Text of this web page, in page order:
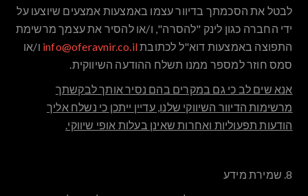
לבטל את הסכמתך בדיוור עצמו באמצעות אמצעים שיוצעו על
ידי החברה כגון לינק "להסרה", ו/או להסיר את עצמך מרשימת
התפוצה באמצעות דוא"ל לכתובתinfo@oferavnir.co.il ו/או
סמס חוזר למספר ממנו תשלח ההודעה השיווקית.
אנא שים לב כי גם במקרים בהם נסיר אותך לבקשתך
מרשימות הדיוור השיווקי שלנו, עדיין ייתכן כי נשלח אליך
הודעות תפעוליות ואחרות שאינן בעלות אופי שיווקי.
8. שמירת מידע